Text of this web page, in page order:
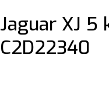
Jaguar XJ 5
C2D22340